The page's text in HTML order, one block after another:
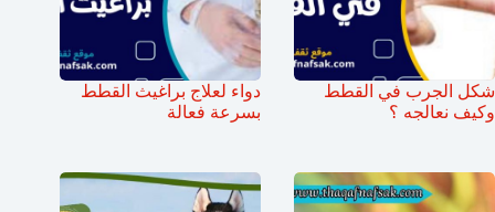
شكل الجرب في القطط
وكيف نعالجه ؟
دواء لعلاج براغيث القطط
بسرعة فعالة